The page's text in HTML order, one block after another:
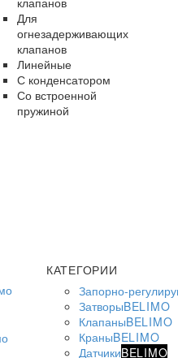
Для
огнезадерживающих
клапанов
Линейные
С конденсатором
Со встроенной
пружиной
КАТЕГОРИИ
Запорно-
ЗатворыBELIMO
КлапаныBELIMO
КраныBELIMO
ДатчикиBELIMO